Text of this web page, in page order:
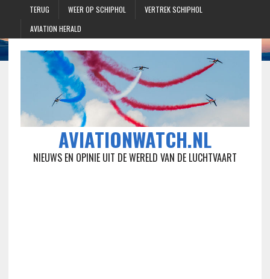
TERUG WEER OP SCHIPHOL
VERTREK SCHIPHOL
AVIATION HERALD
AVIATIONWATCH.NL
NIEUWS EN OPINIE UIT DE WERELD VAN DE LUCHTVAART